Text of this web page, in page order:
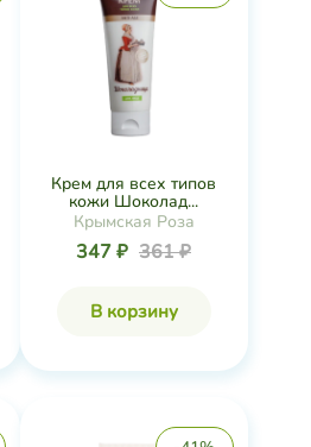
Крем для всех типов
кожи Шоколад...
Крымская Роза
347 ₽ 361 ₽
В корзину